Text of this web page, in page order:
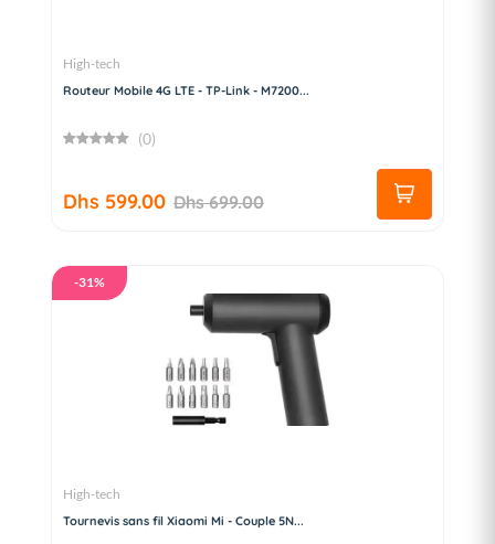
High-tech
Routeur Mobile 4G LTE - TP-Link - M7200...
(0)
Dhs 599.00 Dhs 699.00
-31%
High-tech
Tournevis sans fil Xiaomi Mi - Couple 5N...